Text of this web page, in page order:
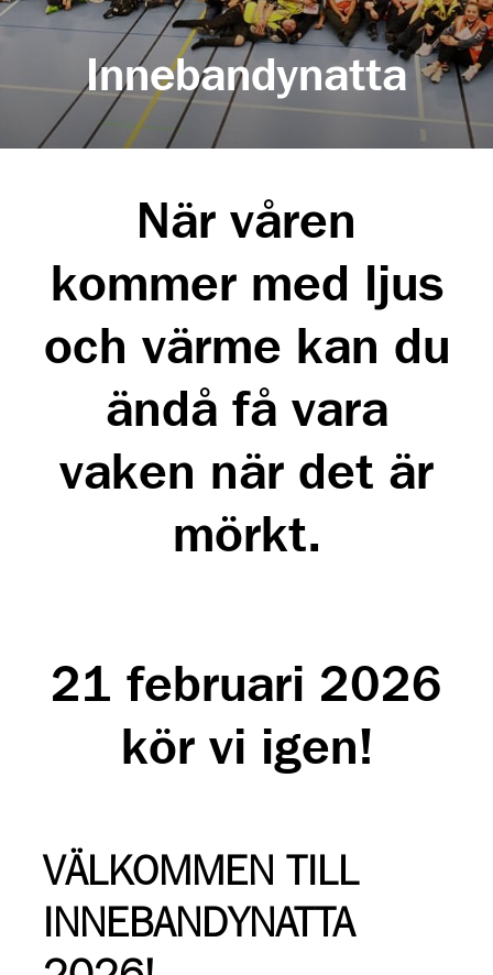
Innebandynatta
När våren
kommer med ljus
och värme kan du
ändå få vara
vaken när det är
mörkt.
21 februari 2026
kör vi igen!
VÄLKOMMEN TILL
INNEBANDYNATTA